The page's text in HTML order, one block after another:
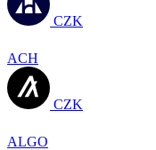
CZK
ACH
CZK
ALGO